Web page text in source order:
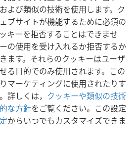
よび類似の技術を使用します。ク
ブサイトが機能するために必須の
キーを拒否することはできませ
の使用を受け入れるか拒否するか
ます。それらのクッキーはユーザ
る目的でのみ使用されます。この
マーケティングに使用されたりす
詳しくは， クッキーや類似の技術
な方針をご覧ください。この設定
からいつでもカスタマイズできま
シも集まります+」。
シェアする 設定
Bible and Tract Society of Pennsylvania
関する方針 プライバシー設定
JW.ORG
ログイン